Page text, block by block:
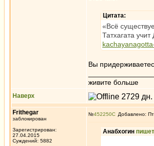
Цитата:
«Всё
Татхагата
Вы
живите больше
Наверх
Frithegar
заблокирован
Зарегистрирован:
27.04.2015
Суждений: 5882
№452250 Добавлено:
Анабхогин пишет